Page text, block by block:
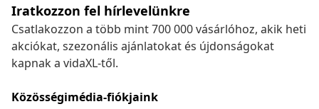
Iratkozzon fel hírlevelünkre
Csatlakozzon a több mint 700 000 vásárlóhoz, akik heti
akciókat, szezonális ajánlatokat és újdonságokat
kapnak a vidaXL-től.
Közösségimédia-fiókjaink